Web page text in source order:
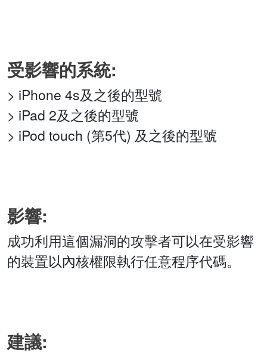
受影響的系統:
> iPhone 4s及之後的型號
> iPad 2及之後的型號
> iPod touch (第5代) 及之後的型號
影響:
成功利用這個漏洞的攻擊者可以在受影響
的裝置以內核權限執行任意程序代碼。
建議: